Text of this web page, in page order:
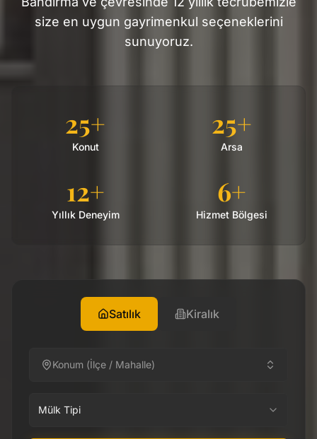
size en uygun gayrimenkul seçeneklerini
sunuyoruz.
25+
Konut
25+
Arsa
12+
Yıllık Deneyim
6+
Hizmet Bölgesi
Satılık Kiralık
Konum (İlçe / Mahalle)
Mülk Tipi